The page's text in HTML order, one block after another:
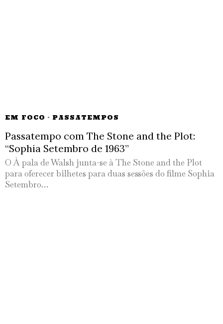
EM FOCO · PASSATEMPOS
Passatempo com The Stone and the Plot:
“Sophia Setembro de 1963”
O À pala de Walsh junta-se à The Stone and the Plot
para oferecer bilhetes para duas sessões do filme Sophia
Setembro…